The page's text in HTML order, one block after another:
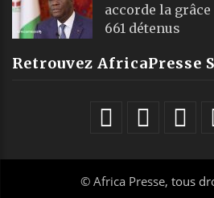
accorde la
661 détenus
Retrouvez AfricaPresse
© Africa Presse, tous